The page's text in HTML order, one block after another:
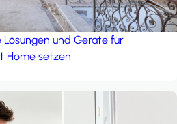
Lösungen und Geräte für
Home setzen